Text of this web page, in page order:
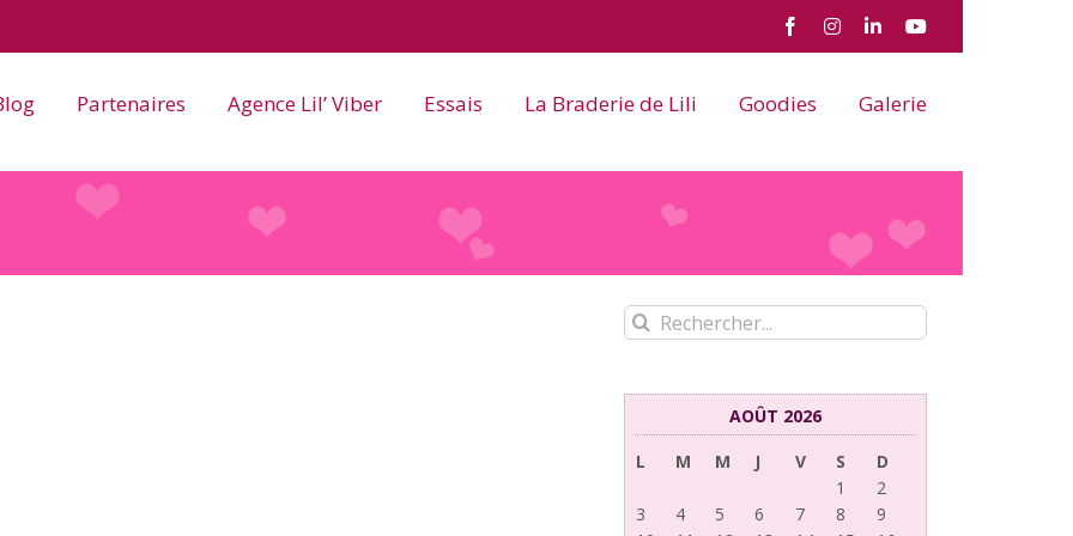
FacebookInstagram
LinkedInYouTube
Partenaires Agence Lil’ Viber Essais La Braderie de Lili Goodies Galerie
Rechercher:
AOÛT 2026
L
M M J V S
D
1
2
3
4 5 6 7 8
9